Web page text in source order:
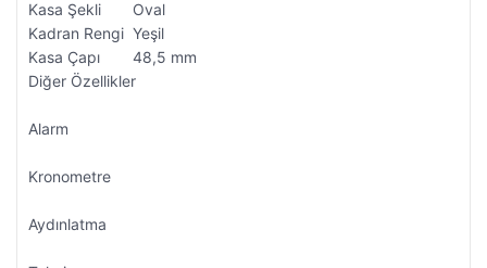
Kasa Şekli
Oval
Kadran Rengi Yeşil
Kasa Çapı
48,5 mm
Diğer Özellikler
Alarm
Kronometre
Aydınlatma